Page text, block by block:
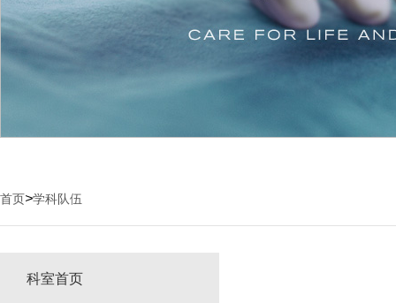
首页>学科队伍
科室首页